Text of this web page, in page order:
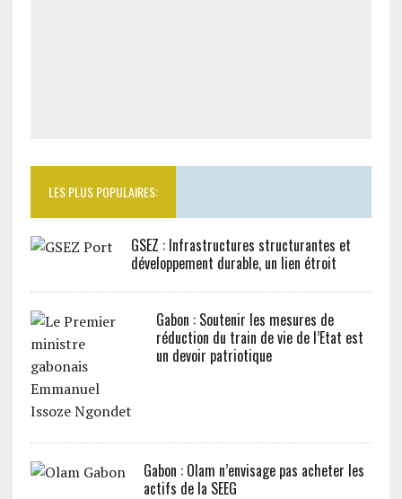
LES PLUS POPULAIRES:
GSEZ : Infrastructures structurantes et
développement durable, un lien étroit
Gabon : Soutenir les mesures de
réduction du train de vie de l’Etat est
un devoir patriotique
Gabon : Olam n’envisage pas acheter les
actifs de la SEEG